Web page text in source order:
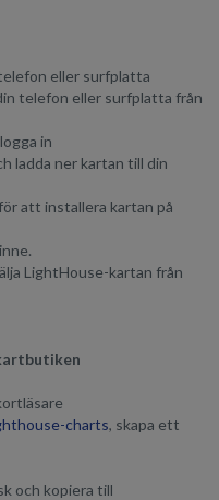
eller surfplatta
telefon eller surfplatta från
in
ladda ner kartan till din
att installera kartan på
LightHouse-kartan från
charts, skapa ett
och kopiera till